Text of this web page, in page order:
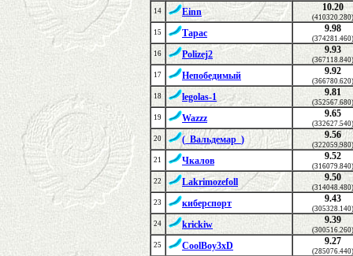
14
Einn 10.20
15
Тарас 9.98
16
Polizej2 9.93
17
Непобедимый 9.92
18
legolas-1 9.81
19
Wazzz 9.65
20
(_Вальдемар_) 9.56
21
Чкалов 9.52
22
Lakrimozefoll 9.50
23
киберспорт 9.43
24
krickiw 9.39
25
CoolBoy3xD 9.27